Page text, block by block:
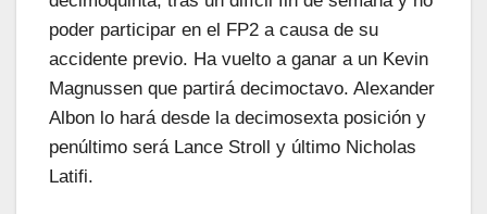
poder participar en el FP2 a causa de su
accidente previo. Ha vuelto a ganar a un Kevin
Magnussen que partirá decimoctavo. Alexander
Albon lo hará desde la decimosexta posición y
penúltimo será Lance Stroll y último Nicholas
Latifi.